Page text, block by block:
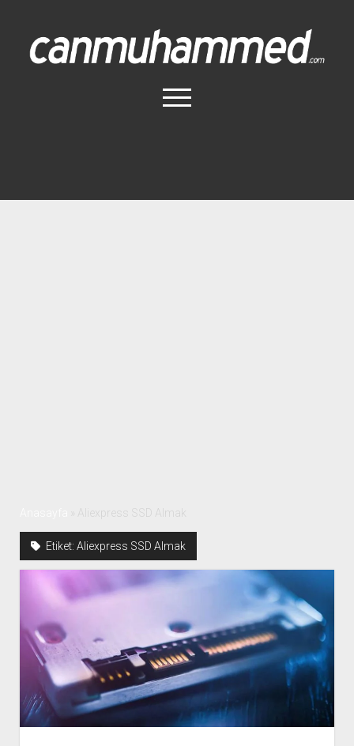
Canmuhammed.com
menüyü
aç
Aliexpress SSD Almak
Etiket: Aliexpress SSD Almak